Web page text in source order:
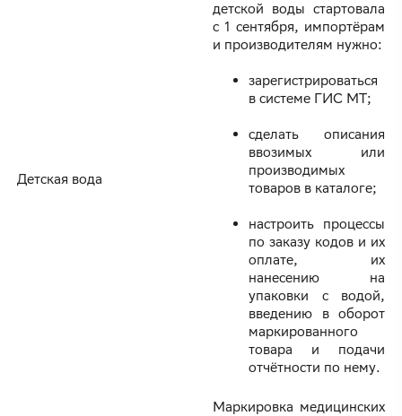
Детская вода
детской воды стартовала
с 1 сентября, импортёрам
и производителям нужно:
зарегистрироваться
в системе ГИС МТ;
сделать описания
ввозимых или
производимых
товаров в каталоге;
настроить процессы
по заказу кодов и их
оплате, их
нанесению на
упаковки с водой,
введению в оборот
маркированного
товара и подачи
отчётности по нему.
Маркировка медицинских